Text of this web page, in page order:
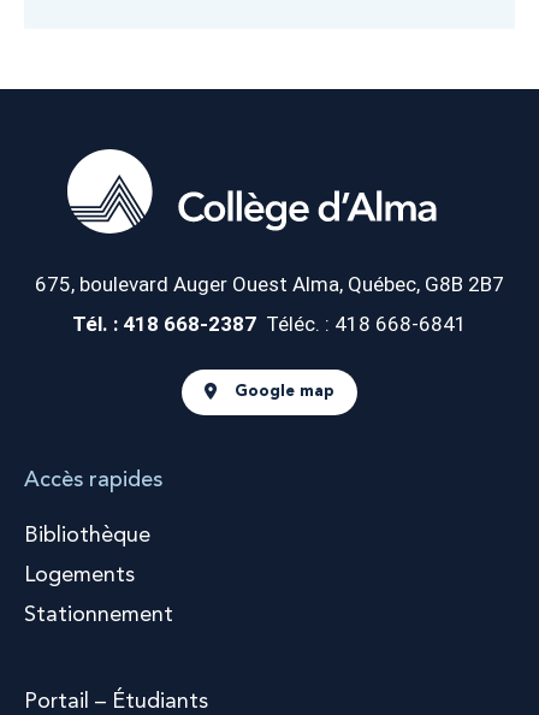
675, boulevard Auger Ouest Alma, Québec, G8B 2B7
Tél. : 418 668-2387 Téléc. : 418 668-6841
Google map
Accès rapides
Bibliothèque
Logements
Stationnement
Portail – Étudiants